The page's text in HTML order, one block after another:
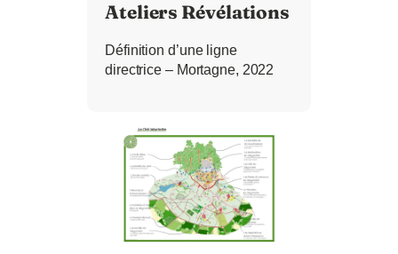
Ateliers Révélations
Définition d’une ligne
directrice – Mortagne, 2022